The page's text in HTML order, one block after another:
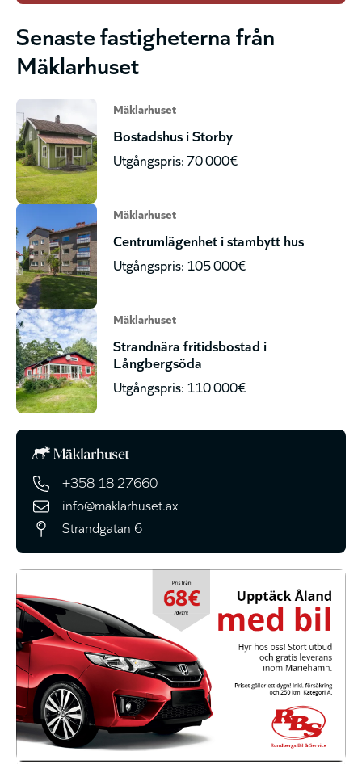
Senaste fastigheterna från
Mäklarhuset
Mäklarhuset
Bostadshus i Storby
Utgångspris: 70 000€
Mäklarhuset
Centrumlägenhet i stambytt hus
Utgångspris: 105 000€
Mäklarhuset
Strandnära fritidsbostad i
Långbergsöda
Utgångspris: 110 000€
+358 18 27660
info@maklarhuset.ax
Strandgatan 6